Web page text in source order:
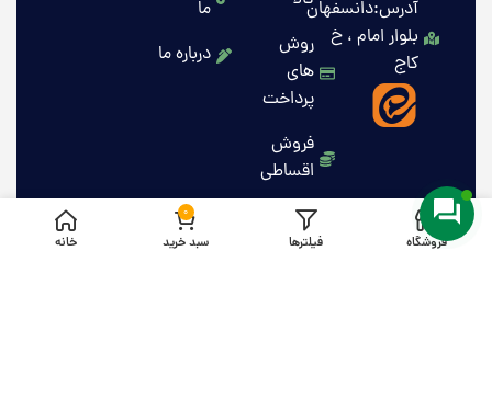
آدرس:دانسفهان
بلوار امام ، خ
کاج
روش
های
پرداخت
فروش
اقساطی
ما
درباره ما
فروشگاه فیلترها
0
سبد خرید خانه